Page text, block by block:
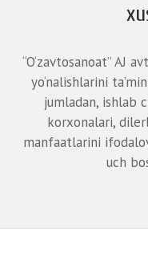
“O‘zavtosanoat” AJ
yo‘nalishlarini
jumladan, ishlab
korxonalari,
manfaatlarini
uch